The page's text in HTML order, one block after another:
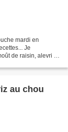
mardi en
Je
de raisin, alevri =
au chou